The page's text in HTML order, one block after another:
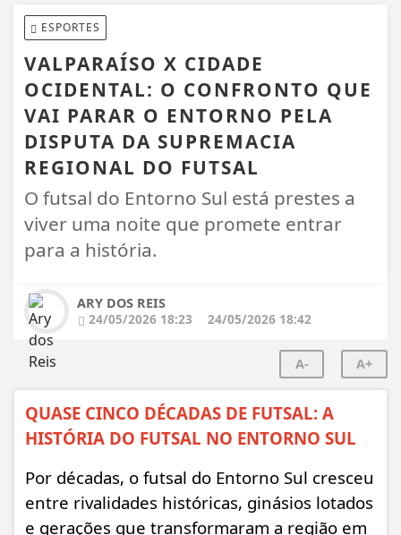
ESPORTES
VALPARAÍSO X CIDADE
OCIDENTAL: O CONFRONTO QUE
VAI PARAR O ENTORNO PELA
DISPUTA DA SUPREMACIA
REGIONAL DO FUTSAL
O futsal do Entorno Sul está prestes a
viver uma noite que promete entrar
para a história.
ARY DOS REIS
24/05/2026 18:23
24/05/2026 18:42
A- A+
QUASE CINCO DÉCADAS DE FUTSAL: A
HISTÓRIA DO FUTSAL NO ENTORNO SUL
Por décadas, o futsal do Entorno Sul cresceu
entre rivalidades históricas, ginásios lotados
e gerações que transformaram a região em